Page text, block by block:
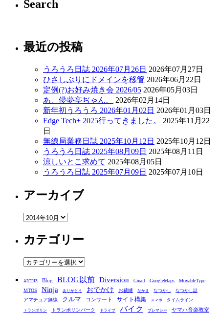
Search
最近の投稿
うろうろ日誌 2026年07月26日 2026年07月27日
ひさしぶりにドメインを移管 2026年06月22日
定例(?)お好み焼き会 2026/05 2026年05月03日
あ、儚夢亭ぢゃん。
2026年02月14日
新年初うろうろ 2026年01月02日 2026年01月03日
Edge Tech+ 2025行ってきました。
2025年11月22
日
無線局業務日誌 2025年10月12日 2025年10月12日
うろうろ日誌 2025年08月09日 2025年08月11日
涼しいとこ求めて 2025年08月05日
うろうろ日誌 2025年07月09日 2025年07月10日
アーカイブ
ア
カ
イ
ブ
カテゴリー
カ
ゴ
リ
ー
ARTRIZ Blog BLOG以前 Diversion Gmail GoogleMaps
MovableType
MTOS
Ninja ありがとう おでかけ お裁縫 なかま なつかし なつかし話
アマチュア無線 クルマ コンサート サイト構築 スマホ タイムライン
トランポリン トランポリンパーク ドライブ バイク プレマシー ヤマハ音楽教室